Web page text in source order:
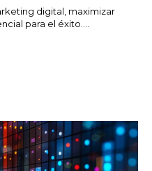
digital, maximizar
para el éxito....